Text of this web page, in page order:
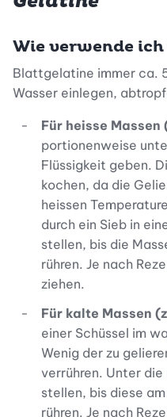
Wie verwende ich
Blattgelatine immer ca.
Wasser einlegen,
Für heisse
portionenweise
Flüssigkeit geben.
kochen, da die
heissen
durch ein Sieb in
stellen, bis die
rühren. Je nach
ziehen.
Für kalte Massen
einer Schüssel im
Wenig der zu
verrühren. Unter die
stellen, bis diese
rühren. Je nach